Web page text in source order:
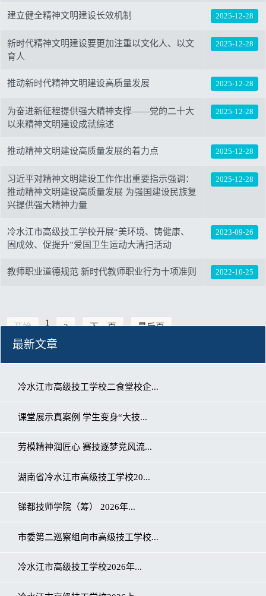
建立健全精神文明建设长效机制 2025-12-28
新时代精神文明建设要更加注重以文化人、以文
育人
2025-12-28
推动新时代精神文明建设高质量发展 2025-12-28
为奋进新征程提供强大精神支撑——党的二十大
以来精神文明建设成就综述
2025-12-28
推动精神文明建设高质量发展的着力点 2025-12-28
习近平对精神文明建设工作作出重要指示强调：
推动精神文明建设高质量发展 为强国建设民族复
兴提供强大精神力量
2025-12-28
冷水江市高级技工学校开展“美环境、铸健康、
固成效、促提升”爱国卫生运动大清扫活动
2023-09-26
教师职业道德规范 新时代教师职业行为十项准则 2022-10-25
开始 1 2 下一页 最后页
最新文章
冷水江市高级技工学校二食堂校企...
课堂展示真案例 学生变身“大技...
劳模精神润匠心 赛技逐梦竞风流...
湖南省冷水江市高级技工学校20...
锑都技师学院（筹） 2026年...
市委第二巡察组向市高级技工学校...
冷水江市高级技工学校2026年...